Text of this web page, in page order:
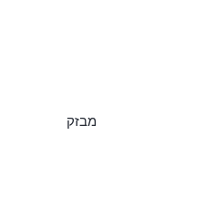
מבזק